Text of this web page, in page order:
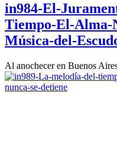
in984-El-
Tiempo-El-Alma-
Música-del-
Al anochecer en Buenos